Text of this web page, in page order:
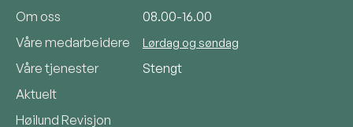
Om oss
Våre medarbeidere
Våre tjenester
Aktuelt
Høilund Revisjon
08.00-16.00
Lørdag og søndag
Stengt